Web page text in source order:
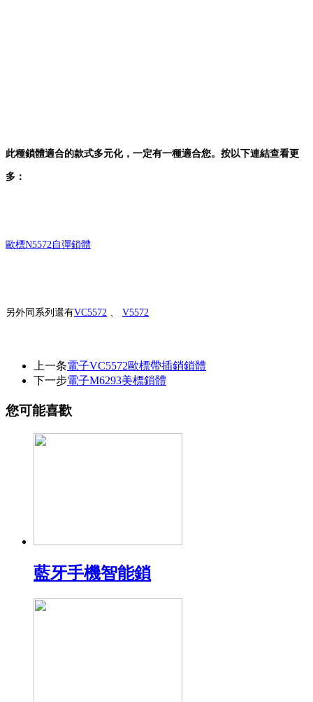
此種鎖體適合的款式多元化，一定有一種適合您。按以下連結查看更
多：
歐標N5572自彈鎖體
另外同系列還有VC5572 、 V5572
上一条電子VC5572歐標帶插銷鎖體
下一步電子M6293美標鎖體
您可能喜歡
藍牙手機智能鎖